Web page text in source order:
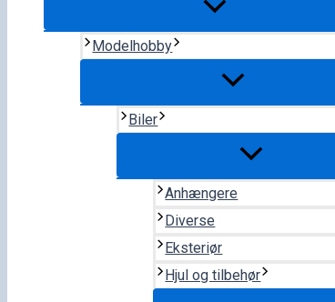
Modelhobby
Biler
Anhængere
Diverse
Eksteriør
Hjul og tilbehør